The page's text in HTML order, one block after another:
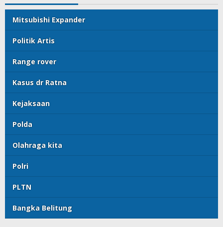
Mitsubishi Expander
Politik Artis
Range rover
Kasus dr Ratna
Kejaksaan
Polda
Olahraga kita
Polri
PLTN
Bangka Belitung